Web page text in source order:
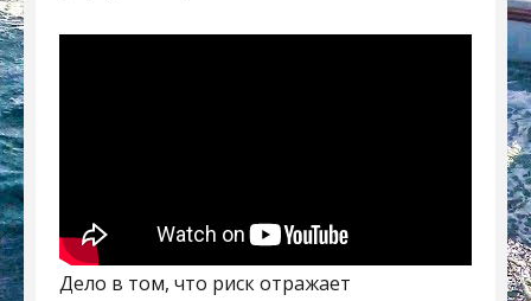
Дело в том, что риск отражает